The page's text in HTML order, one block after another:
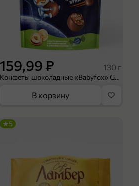
159,99 ₽ 130 г
Конфеты шоколадные «Babyfox» Galaxy sphere с фундуком, 130 г
В корзину
5